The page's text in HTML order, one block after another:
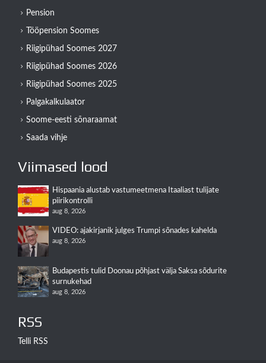
Pension
Tööpension Soomes
Riigipühad Soomes 2027
Riigipühad Soomes 2026
Riigipühad Soomes 2025
Palgakalkulaator
Soome-eesti sõnaraamat
Saada vihje
Viimased lood
Hispaania alustab vastumeetmena Itaaliast tulijate
piirikontrolli
aug 8, 2026
VIDEO: ajakirjanik julges Trumpi sõnades kahelda
aug 8, 2026
Budapestis tulid Doonau põhjast välja Saksa sõdurite
surnukehad
aug 8, 2026
RSS
Telli RSS